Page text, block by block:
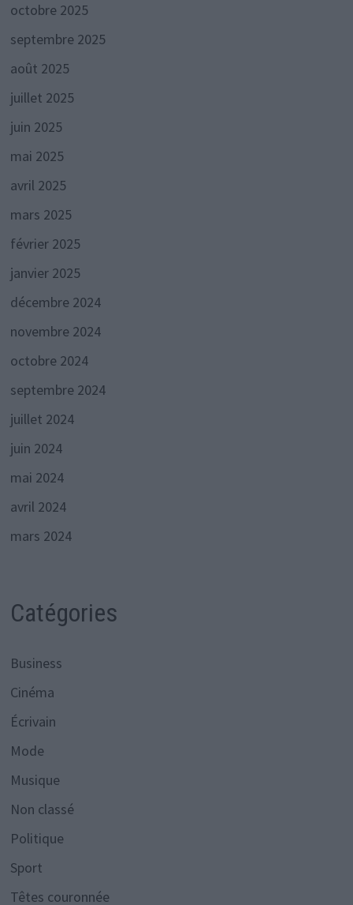
octobre 2025
septembre 2025
août 2025
juillet 2025
juin 2025
mai 2025
avril 2025
mars 2025
février 2025
janvier 2025
décembre 2024
novembre 2024
octobre 2024
septembre 2024
juillet 2024
juin 2024
mai 2024
avril 2024
mars 2024
Catégories
Business
Cinéma
Écrivain
Mode
Musique
Non classé
Politique
Sport
Têtes couronnée